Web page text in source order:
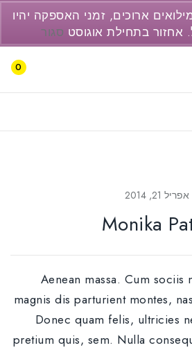
077-3446237
0
אפריל 21, 2014
Monika
Aenean massa. Cum sociis
magnis dis parturient montes,
Donec quam felis, ultricies
pretium quis, sem. Nulla
ארוכים, זמני האספקה יהיו
אחזור בתחילת אוגוסט סגור